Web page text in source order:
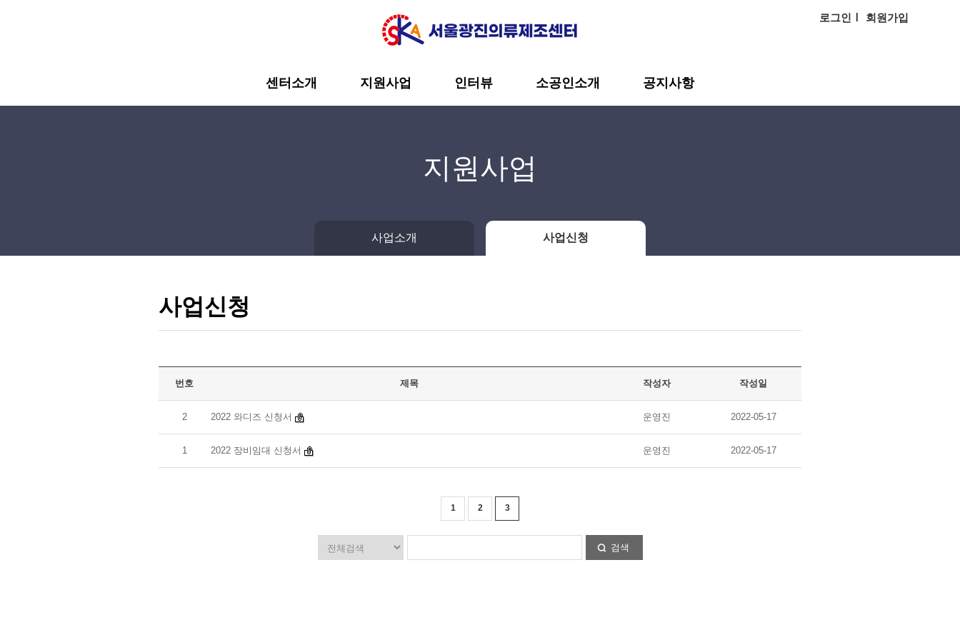
로그인
회원가입
센터소개 지원사업 인터뷰 소공인소개 공지사항
지원사업
사업소개 사업신청
사업신청
번호 제목 작성자 작성일
2 2022 와디즈 신청서 운영진 2022-05-17
1 2022 장비임대 신청서 운영진 2022-05-17
1 2 3
검색